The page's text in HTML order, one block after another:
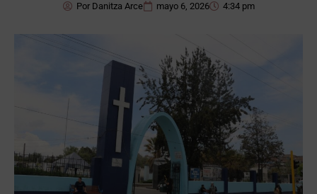
PorDanitza Arce mayo 6, 2026 4:34 pm